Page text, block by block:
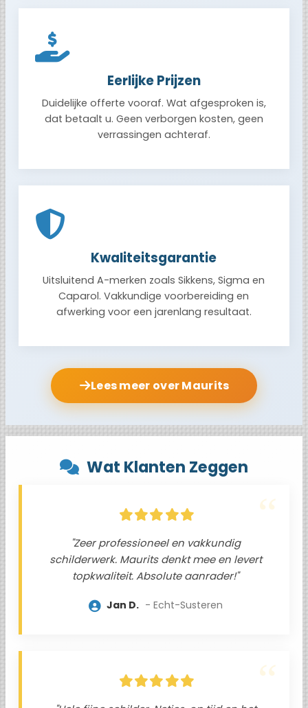
Eerlijke Prijzen
Duidelijke offerte vooraf. Wat afgesproken is,
dat betaalt u. Geen verborgen kosten, geen
verrassingen achteraf.
Kwaliteitsgarantie
Uitsluitend A-merken zoals Sikkens, Sigma en
Caparol. Vakkundige voorbereiding en
afwerking voor een jarenlang resultaat.
Lees meer over Maurits
Wat Klanten Zeggen
"Zeer professioneel en vakkundig
schilderwerk. Maurits denkt mee en levert
topkwaliteit. Absolute aanrader!"
Jan D. Echt-Susteren